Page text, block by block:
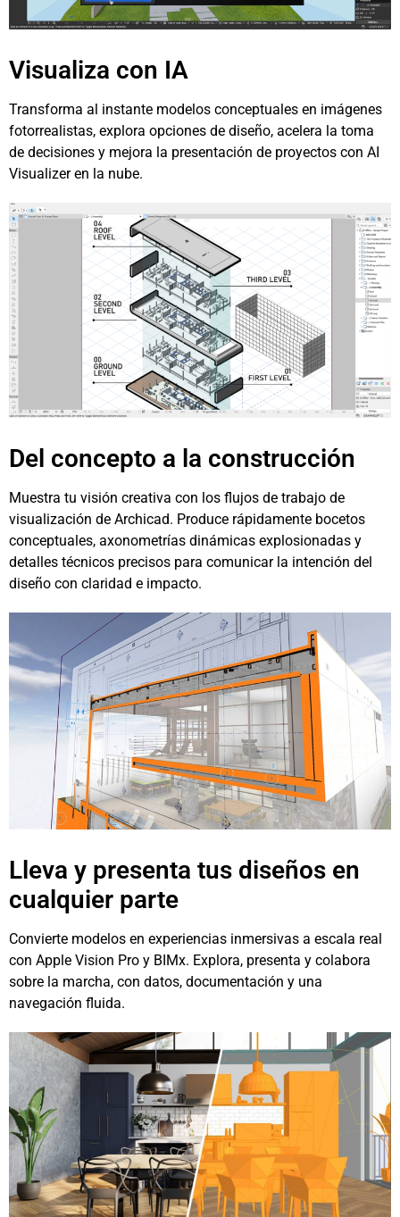
Visualiza con IA
Transforma al instante modelos conceptuales en imágenes
fotorrealistas, explora opciones de diseño, acelera la toma
de decisiones y mejora la presentación de proyectos con AI
Visualizer en la nube.
Del concepto a la construcción
Muestra tu visión creativa con los flujos de trabajo de
visualización de Archicad. Produce rápidamente bocetos
conceptuales, axonometrías dinámicas explosionadas y
detalles técnicos precisos para comunicar la intención del
diseño con claridad e impacto.
Lleva y presenta tus diseños en
cualquier parte
Convierte modelos en experiencias inmersivas a escala real
con Apple Vision Pro y BIMx. Explora, presenta y colabora
sobre la marcha, con datos, documentación y una
navegación fluida.